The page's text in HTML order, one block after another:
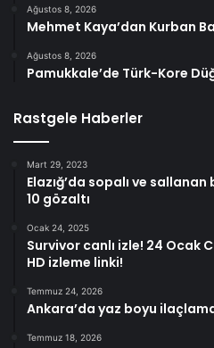
Ağustos 8, 2026
Mehmet Kaya’dan Kurban
Ağustos 8, 2026
Pamukkale’de Türk-Kore
Rastgele Haberler
Mart 29, 2023
Elazığ’da sopalı ve sallanan
10 gözaltı
Ocak 24, 2025
Survivor canlı izle! 24 Ocak
HD izleme linki!
Temmuz 24, 2026
Ankara’da yaz boyu
Temmuz 18, 2026